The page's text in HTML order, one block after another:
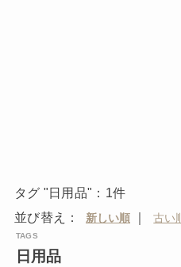
タグ "日用品"：1件
並び替え：
｜
日用品